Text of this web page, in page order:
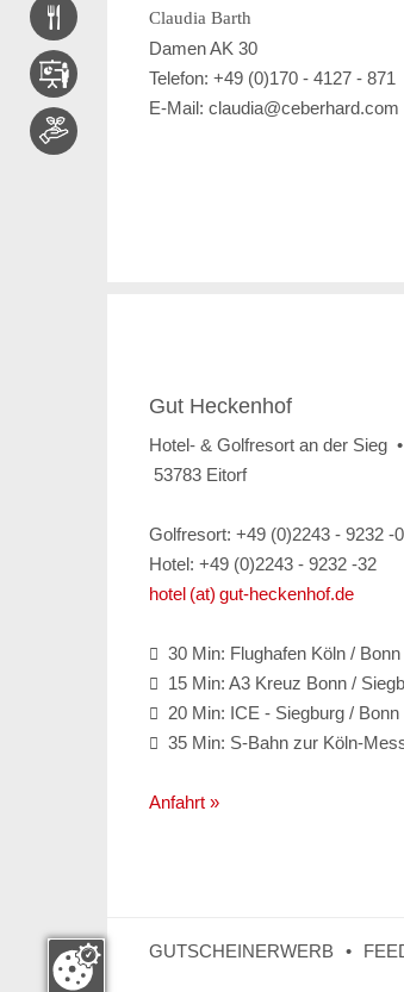
Claudia Barth
Damen AK 30
Telefon: +49 (0)170 - 4127 - 871
E-Mail: claudia@ceberhard.com
Gut Heckenhof
Hotel- & Golfresort an der Sieg
53783 Eitorf
Golfresort: +49 (0)2243 - 9232 -0
Hotel: +49 (0)2243 - 9232 -32
hotel (at) gut-heckenhof.de
 30 Min: Flughafen Köln / Bonn
 15 Min: A3 Kreuz Bonn /
 20 Min: ICE - Siegburg / Bonn
 35 Min: S-Bahn zur Köln-
Anfahrt »
GUTSCHEINERWERB